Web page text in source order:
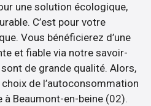
une solution écologique,
C’est pour votre
Vous bénéficierez d’une
et fiable via notre savoir-
de grande qualité. Alors,
de l’autoconsommation
Beaumont-en-beine (02).